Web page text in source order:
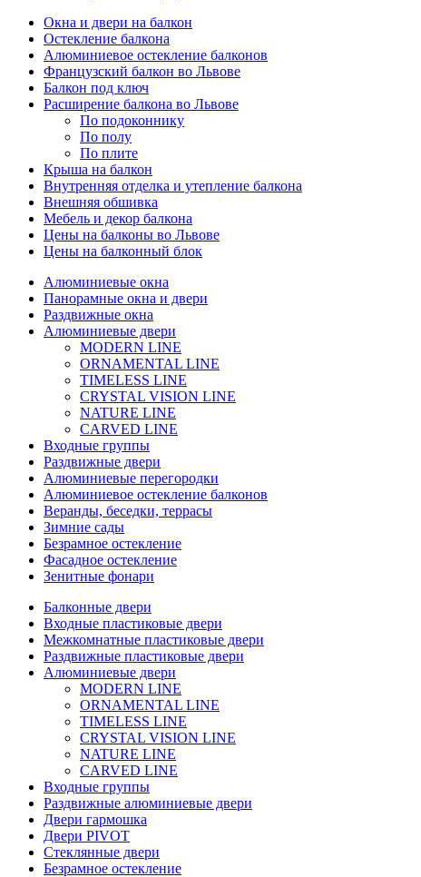
Окна и двери на балкон
Остекление балкона
Алюминиевое остекление балконов
Французский балкон во Львове
Балкон под ключ
Расширение балкона во Львове
По подоконнику
По полу
По плите
Крыша на балкон
Внутренняя отделка и утепление балкона
Внешняя обшивка
Мебель и декор балкона
Цены на балконы во Львове
Цены на балконный блок
Алюминиевые окна
Панорамные окна и двери
Раздвижные окна
Алюминиевые двери
MODERN LINE
ORNAMENTAL LINE
TIMELESS LINE
CRYSTAL VISION LINE
NATURE LINE
CARVED LINE
Входные группы
Раздвижные двери
Алюминиевые перегородки
Алюминиевое остекление балконов
Веранды, беседки, террасы
Зимние сады
Безрамное остекление
Фасадное остекление
Зенитные фонари
Балконные двери
Входные пластиковые двери
Межкомнатные пластиковые двери
Раздвижные пластиковые двери
Алюминиевые двери
MODERN LINE
ORNAMENTAL LINE
TIMELESS LINE
CRYSTAL VISION LINE
NATURE LINE
CARVED LINE
Входные группы
Раздвижные алюминиевые двери
Двери гармошка
Двери PIVOT
Стеклянные двери
Безрамное остекление